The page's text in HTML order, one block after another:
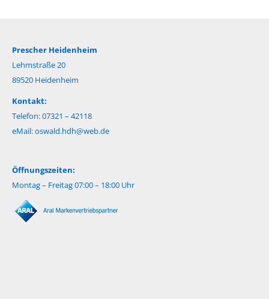
Prescher Heidenheim
Lehmstraße 20
89520 Heidenheim
Kontakt:
Telefon: 07321 – 42118
eMail:oswald.hdh@web.de
Öffnungszeiten:
Montag – Freitag 07:00 – 18:00 Uhr